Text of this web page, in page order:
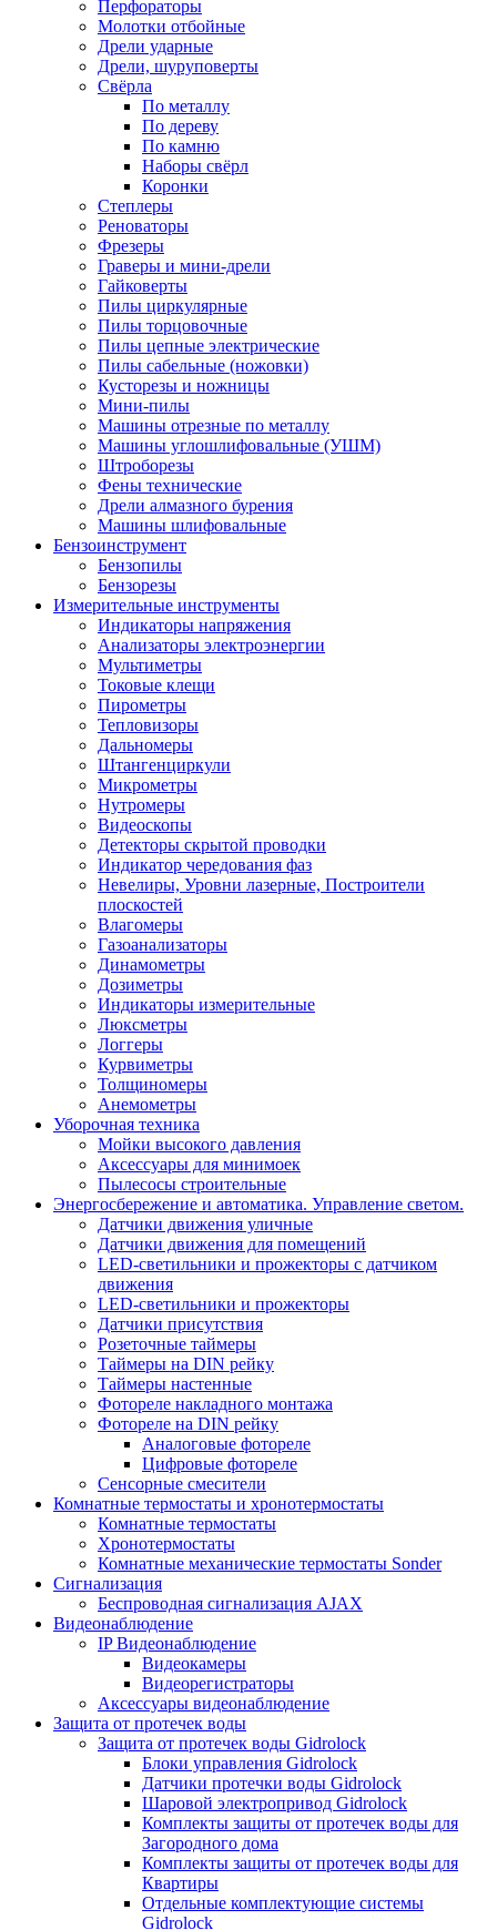
Перфораторы
Молотки отбойные
Дрели ударные
Дрели, шуруповерты
Свёрла
По металлу
По дереву
По камню
Наборы свёрл
Коронки
Степлеры
Реноваторы
Фрезеры
Граверы и мини-дрели
Гайковерты
Пилы циркулярные
Пилы торцовочные
Пилы цепные электрические
Пилы сабельные (ножовки)
Кусторезы и ножницы
Мини-пилы
Машины отрезные по металлу
Машины углошлифовальные (УШМ)
Штроборезы
Фены технические
Дрели алмазного бурения
Машины шлифовальные
Бензоинструмент
Бензопилы
Бензорезы
Измерительные инструменты
Индикаторы напряжения
Анализаторы электроэнергии
Мультиметры
Токовые клещи
Пирометры
Тепловизоры
Дальномеры
Штангенциркули
Микрометры
Нутромеры
Видеоскопы
Детекторы скрытой проводки
Индикатор чередования фаз
Невелиры, Уровни лазерные, Построители
плоскостей
Влагомеры
Газоанализаторы
Динамометры
Дозиметры
Индикаторы измерительные
Люксметры
Логгеры
Курвиметры
Толщиномеры
Анемометры
Уборочная техника
Мойки высокого давления
Аксессуары для минимоек
Пылесосы строительные
Энергосбережение и автоматика. Управление светом.
Датчики движения уличные
Датчики движения для помещений
LED-светильники и прожекторы с датчиком
движения
LED-светильники и прожекторы
Датчики присутствия
Розеточные таймеры
Таймеры на DIN рейку
Таймеры настенные
Фотореле накладного монтажа
Фотореле на DIN рейку
Аналоговые фотореле
Цифровые фотореле
Сенсорные смесители
Комнатные термостаты и хронотермостаты
Комнатные термостаты
Хронотермостаты
Комнатные механические термостаты Sonder
Сигнализация
Беспроводная сигнализация AJAX
Видеонаблюдение
IP Видеонаблюдение
Видеокамеры
Видеорегистраторы
Аксессуары видеонаблюдение
Защита от протечек воды
Защита от протечек воды Gidrolock
Блоки управления Gidrolock
Датчики протечки воды Gidrolock
Шаровой электропривод Gidrolock
Комплекты защиты от протечек воды для
Загородного дома
Комплекты защиты от протечек воды для
Квартиры
Отдельные комплектующие системы
Gidrolock